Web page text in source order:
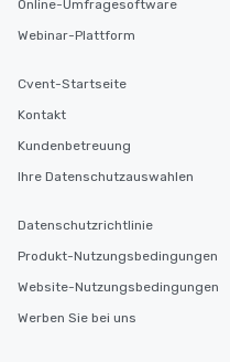
Online-Umfragesoftware
Webinar-Plattform
Cvent-Startseite
Kontakt
Kundenbetreuung
Ihre Datenschutzauswahlen
Datenschutzrichtlinie
Produkt-Nutzungsbedingungen
Website-Nutzungsbedingungen
Werben Sie bei uns